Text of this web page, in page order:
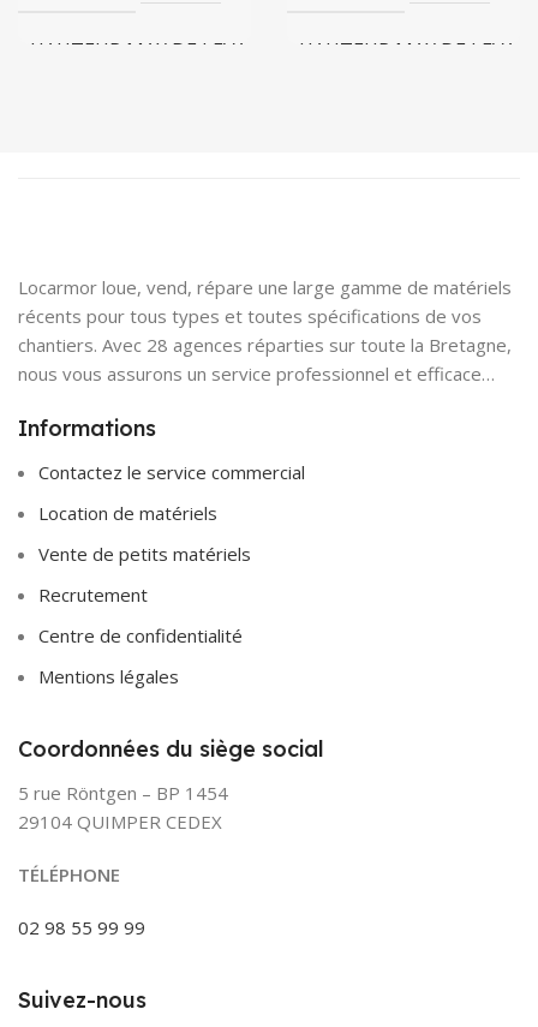
HAUTEUR MAX DE LEVAGE HAUTEUR MAX DE
Locarmor loue, vend, répare une large gamme de matériels
récents pour tous types et toutes spécifications de vos
chantiers. Avec 28 agences réparties sur toute la Bretagne,
nous vous assurons un service professionnel et efficace…
Informations
Contactez le service commercial
Location de matériels
Vente de petits matériels
Recrutement
Centre de confidentialité
Mentions légales
Coordonnées du siège social
5 rue Röntgen – BP 1454
29104 QUIMPER CEDEX
TÉLÉPHONE
02 98 55 99 99
Suivez-nous